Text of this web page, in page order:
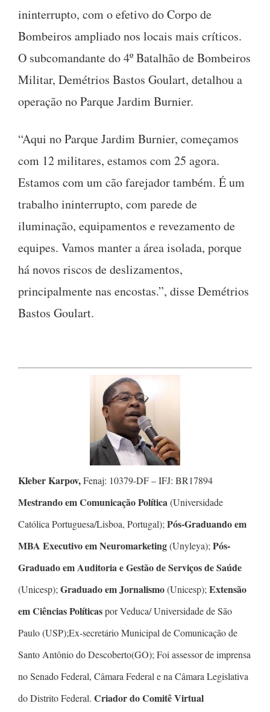
ininterrupto, com o efetivo do Corpo de
Bombeiros ampliado nos locais mais críticos.
O subcomandante do 4º Batalhão de Bombeiros
Militar, Demétrios Bastos Goulart, detalhou a
operação no Parque Jardim Burnier.
“Aqui no Parque Jardim Burnier, começamos
com 12 militares, estamos com 25 agora.
Estamos com um cão farejador também. É um
trabalho ininterrupto, com parede de
iluminação, equipamentos e revezamento de
equipes. Vamos manter a área isolada, porque
há novos riscos de deslizamentos,
principalmente nas encostas.”, disse Demétrios
Bastos Goulart.
Kleber Karpov,Fenaj: 10379-DF – IFJ: BR17894
Mestrando em Comunicação Política(Universidade
Católica Portuguesa/Lisboa, Portugal); Pós-Graduando em
MBA Executivo em Neuromarketing(Unyleya); Pós-
Graduado em Auditoria e Gestão de Serviços de Saúde
(Unicesp); Graduado em Jornalismo(Unicesp); Extensão
em Ciências Políticaspor Veduca/ Universidade de São
Paulo (USP);Ex-secretário Municipal de Comunicação de
Santo Antônio do Descoberto(GO); Foi assessor de imprensa
no Senado Federal, Câmara Federal e na Câmara Legislativa
do Distrito Federal. Criador do Comitê Virtual